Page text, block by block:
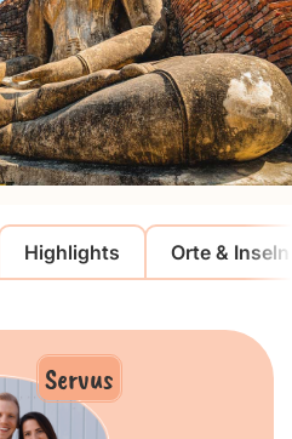
Highlights Orte & Inseln
Servus